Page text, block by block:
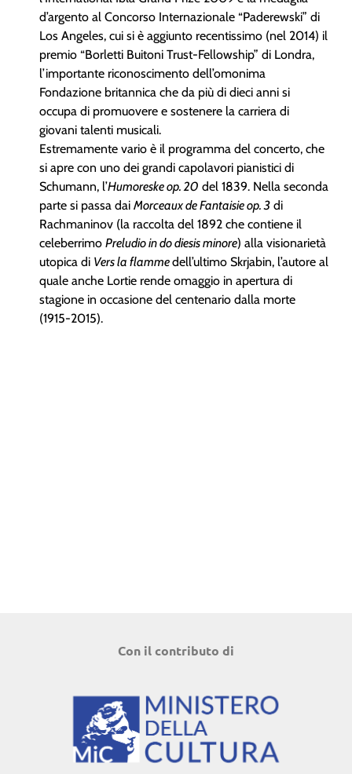
d’argento al Concorso Internazionale “Paderewski” di
Los Angeles, cui si è aggiunto recentissimo (nel 2014) il
premio “Borletti Buitoni Trust-Fellowship” di Londra,
l’importante riconoscimento dell’omonima
Fondazione britannica che da più di dieci anni si
occupa di promuovere e sostenere la carriera di
giovani talenti musicali.
Estremamente vario è il programma del concerto, che
si apre con uno dei grandi capolavori pianistici di
Schumann, l’Humoreske op. 20 del 1839. Nella seconda
parte si passa dai Morceaux de Fantaisie op. 3 di
Rachmaninov (la raccolta del 1892 che contiene il
celeberrimo Preludio in do diesis minore) alla visionarietà
utopica di Vers la flammedell’ultimo Skrjabin, l’autore al
quale anche Lortie rende omaggio in apertura di
stagione in occasione del centenario dalla morte
(1915-2015).
Con il contributo di